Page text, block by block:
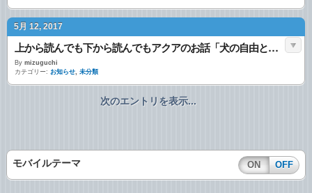
5月 12, 2017
上から読んでも下から読んでもアクアのお話「犬の自由とは？」
By mizuguchi
カテゴリー: お知らせ, 未分類
次のエントリを表示...
モバイルテーマ ON OFF